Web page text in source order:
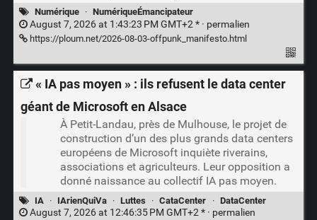
Numérique · NumériqueÉmancipateur
August 7, 2026 at 1:43:23 PM GMT+2 * · permalien
https://ploum.net/2026-08-03-offpunk_manifesto.html
« IA pas moyen » : ils refusent le data center
géant de Microsoft en Alsace
À Petit-Landau, près de Mulhouse, le projet de
construction d’un des plus grands data centers
européens de Microsoft inquiète riverains,
associations et agriculteurs. Leur opposition a
donné naissance au collectif IA pas moyen.
IA · IArienQuiVa · Luttes · CataCenter · DataCenter
August 7, 2026 at 12:46:35 PM GMT+2 * · permalien